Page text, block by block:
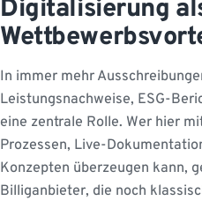
Digitalisierung
In immer mehr
Leistungsnachweise, ESG-
eine zentrale Rolle. Wer hier
Prozessen, Live-
Konzepten überzeugen kann,
Billiganbieter, die noch